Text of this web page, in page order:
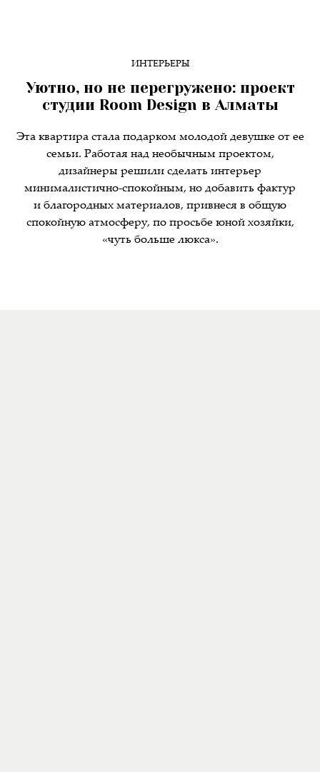
ИНТЕРЬЕРЫ
Уютно, но не перегружено: проект
студии Room Design в Алматы
Эта квартира стала подарком молодой девушке от ее
семьи. Работая над необычным проектом,
дизайнеры решили сделать интерьер
минималистично-спокойным, но добавить фактур
и благородных материалов, привнеся в общую
спокойную атмосферу, по просьбе юной хозяйки,
«чуть больше люкса».